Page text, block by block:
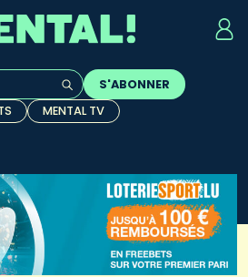
l'auto-complétion sont
S'ABONNER
MENTAL TV